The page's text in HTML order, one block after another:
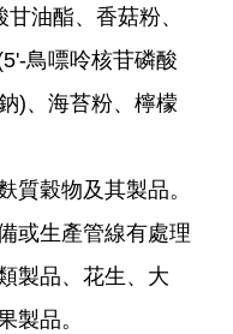
油酯、香菇粉、
鳥嘌呤核苷磷酸
)、海苔粉、檸檬
質穀物及其製品。
或生產管線有處理
製品、花生、大
製品。